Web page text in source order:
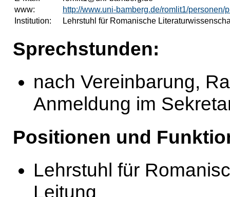
www:
http://www.uni-bamberg.de/romlit1/personen/
Institution:
Lehrstuhl für Romanische
Sprechstunden:
nach Vereinbarung,
Anmeldung im
Positionen und
Lehrstuhl für
Leitung